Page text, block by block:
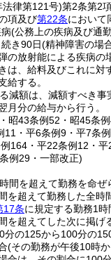
律第121号)第2条第2
項及び第22条において
(公務上の疾病及び通
き90日(精神障害の場
の放射能による疾病の
は、給料及びこれに対
給する。
減額は、減額すべき事
月分の給与から行う。
昭43条例52・昭45条
11・平6条例9・平7条
164・平22条例12・
例29・一部改正)
間を超えて勤務を命ぜ
を超えて勤務した全時
17条に規定する勤務1
を超えてした次に掲げ
分の125から100分の
(その勤務が午後10時